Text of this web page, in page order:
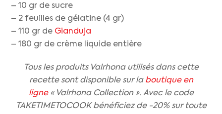
– 10 gr de sucre
– 2 feuilles de gélatine (4 gr)
– 110 gr de Gianduja
– 180 gr de crème liquide entière
Tous les produits Valrhona utilisés dans cette
recette sont disponible sur la boutique en
ligne« Valrhona Collection ». Avec le code
TAKETIMETOCOOK bénéficiez de -20% sur toute